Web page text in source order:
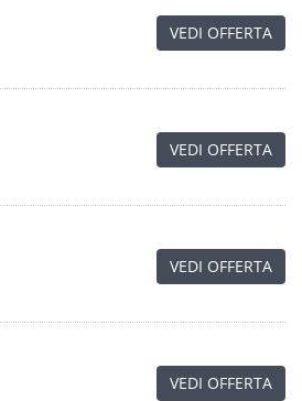
VEDI OFFERTA
VEDI OFFERTA
VEDI OFFERTA
VEDI OFFERTA